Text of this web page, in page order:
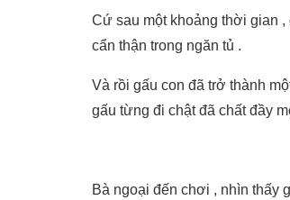
Cứ sau một khoảng thời gian ,
cẩn thận trong ngăn tủ .
Và rồi gấu con đã trở thành
gấu từng đi chật đã chất đầy
Bà ngoại đến chơi , nhìn thấy